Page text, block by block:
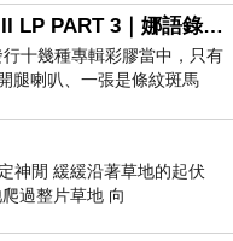
CONFESSIONS II LP PART 3｜娜語錄II LP PART 3
十幾種專輯彩膠當中，只有
腿喇叭、一張是條紋斑馬
洲商店AU STORE
神閒 緩緩沿著草地的起伏
過整片草地 向